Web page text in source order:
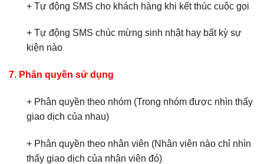
+ Tự động SMS cho khách hàng khi kết thúc cuộc gọi
+ Tự động SMS chúc mừng sinh nhật hay bất kỳ sự
kiện nào
7. Phân quyền sử dụng
+ Phân quyền theo nhóm (Trong nhóm được nhìn thấy
giao dịch của nhau)
+ Phân quyền theo nhân viên (Nhân viên nào chỉ nhìn
thấy giao dịch của nhân viên đó)